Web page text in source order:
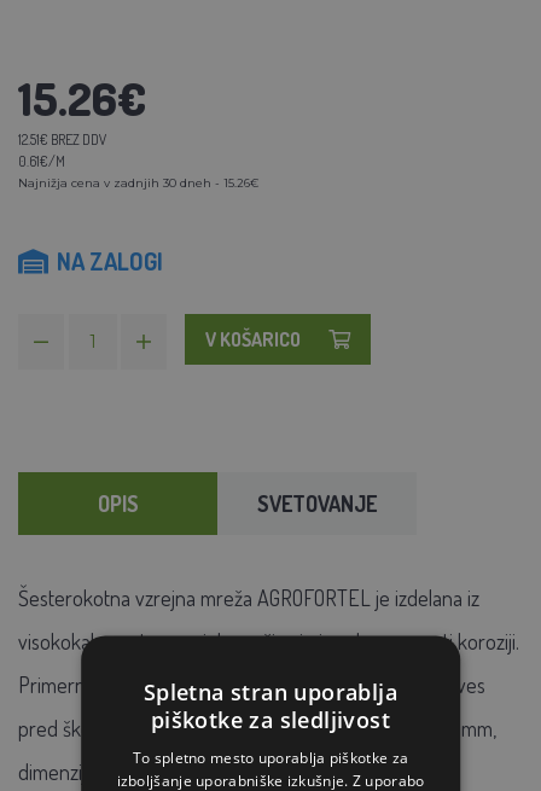
15.26€
12.51€ BREZ DDV
0.61€/M
Najnižja cena v zadnjih 30 dneh - 15.26€
NA ZALOGI
V KOŠARICO
OPIS SVETOVANJE
Šesterokotna vzrejna mreža AGROFORTEL je izdelana iz
visokokakovostne pocinkane žice in je odporna proti koroziji.
Primerna je za ograjevanje ograd, kletk ali zaščito dreves
pred škodljivci. Širina mreže: 13 mm, debelina žice: 0,7 mm,
dimenzije: 0,5x25 metrov.
Spletna stran uporablja
piškotke za sledljivost
To spletno mesto uporablja piškotke za
izboljšanje uporabniške izkušnje. Z uporabo